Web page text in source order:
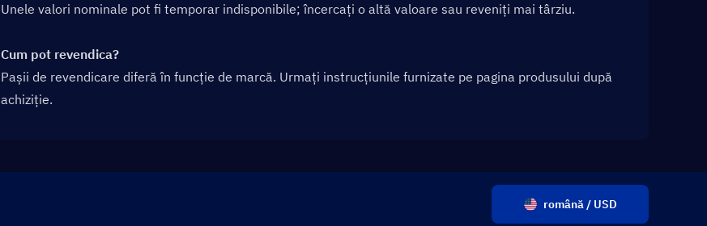
Unele valori nominale pot fi temporar indisponibile; încercați o altă valoare sau reveniți mai târziu.
Cum pot revendica?
Pașii de revendicare diferă în funcție de marcă. Urmați instrucțiunile furnizate pe pagina produsului după
achiziție.
română / USD